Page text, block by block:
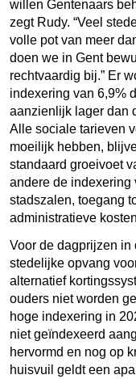
willen Gentenaars
zegt Rudy. “Veel
volle pot van meer
doen we in Gent
rechtvaardig bij.” Er
indexering van 6,9%
aanzienlijk lager dan
Alle sociale tarieven
moeilijk hebben,
standaard groeivoet
andere de indexering
stadszalen, toegang
administratieve
Voor de dagprijzen
stedelijke opvang
alternatief
ouders niet worden
hoge indexering in
niet geïndexeerd
hervormd en nog op
huisvuil geldt een